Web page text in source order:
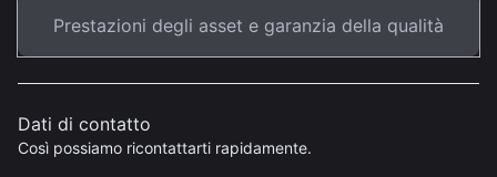
Dati di contatto
Così possiamo ricontattarti rapidamente.